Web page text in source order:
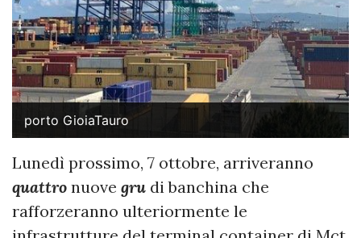
porto GioiaTauro
Lunedì prossimo, 7 ottobre, arriveranno
quattro nuove gru di banchina che
rafforzeranno ulteriormente le